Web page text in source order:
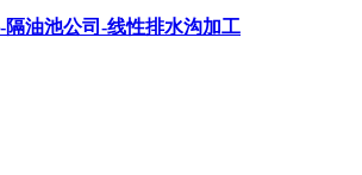
隔油池公司-线性排水沟加工